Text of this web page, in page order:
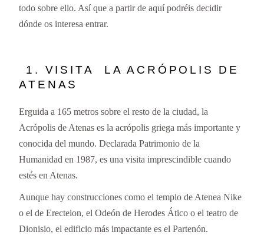
todo sobre ello. Así que a partir de aquí podréis decidir
dónde os interesa entrar.
1. VISITA LA ACRÓPOLIS DE
ATENAS
Erguida a 165 metros sobre el resto de la ciudad, la
Acrópolis de Atenas es la acrópolis griega más importante y
conocida del mundo. Declarada Patrimonio de la
Humanidad en 1987, es una visita imprescindible cuando
estés en Atenas.
Aunque hay construcciones como el templo de Atenea Nike
o el de Erecteion, el Odeón de Herodes Ático o el teatro de
Dionisio, el edificio más impactante es el Partenón.